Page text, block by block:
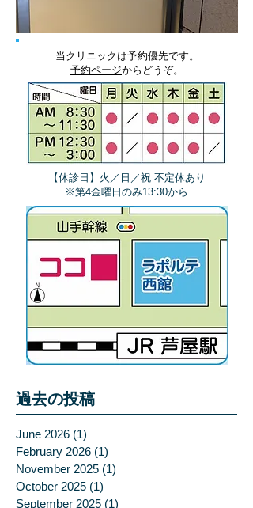
当クリニックは予約優先です。
予約ページからどうぞ。
【休診日】火／日／祝 不定休あり
​※第4金曜日のみ13:30から
過去の投稿
June 2026 (1)1 post
February 2026 (1)
November 2025 (1)1 post